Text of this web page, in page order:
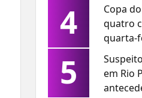
4
Copa
quatro
quarta-
5
em Rio